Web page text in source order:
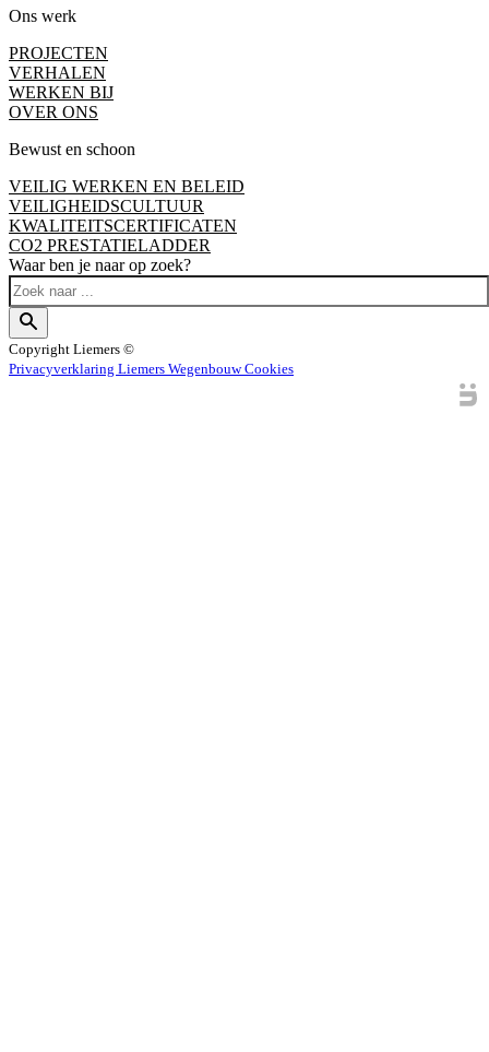
Ons werk
PROJECTEN
VERHALEN
WERKEN BIJ
OVER ONS
Bewust en schoon
VEILIG WERKEN EN BELEID
VEILIGHEIDSCULTUUR
KWALITEITSCERTIFICATEN
CO2 PRESTATIELADDER
Waar ben je naar op zoek?
Copyright Liemers ©
Privacyverklaring Liemers WegenbouwCookies